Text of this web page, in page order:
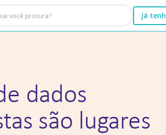
Já
dados
são lugares